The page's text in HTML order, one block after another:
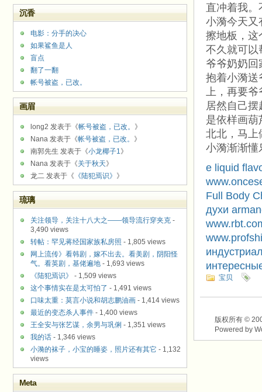
直冲着我
小漪今天又
擦地板，这
不久就可以
爷爷奶奶
抱着小漪送
上，再要爷
居然自己
是依样画
北北，马上
小漪渐渐懂
e liquid
Full Body
духи
宝贝
版权所有 ©
Powered by
沉香
电影：分手的决心
如果鲨鱼是人
盲点
翻了一翻
帐号被盗，已改。
画眉
long2 发表于《帐号被盗，已改。 》
Nana 发表于《帐号被盗，已改。 》
南郭先生 发表于《小龙椰子1》
Nana 发表于《关于秋天》
龙二 发表于《 《陆犯焉识》 》
琉璃
关注领导，关注十八大之——领导流行穿夹克 -
3,490 views
转帖：罕见蒋经国家族私房照 - 1,805 views
网上流传》看韩剧，嫁不出去。看美剧，阴阳怪
气。看英剧，基佬遍地 - 1,693 views
《陆犯焉识》
- 1,509 views
这个事情实在是太可怕了 - 1,491 views
口味太重：莫言小说和胡志鹏油画 - 1,414 views
最近的变态杀人事件 - 1,400 views
王全安与张艺谋，余男与巩俐 - 1,351 views
我的话 - 1,346 views
小漪的袜子，小宝的睡姿，照片还有其它 - 1,132
views
Meta